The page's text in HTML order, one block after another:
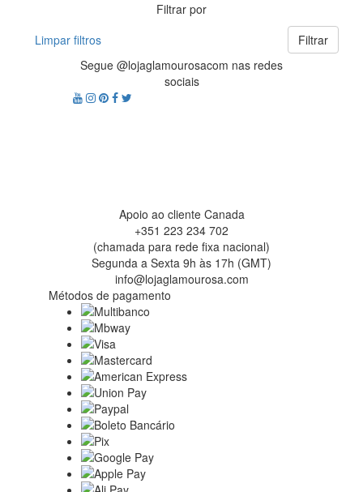
Filtrar por
Limpar filtros
Filtrar
Segue @lojaglamourosacom nas redes
sociais
Apoio ao cliente Canada
+351 223 234 702
(chamada para rede fixa nacional)
Segunda a Sexta 9h às 17h (GMT)
info@lojaglamourosa.com
Métodos de pagamento